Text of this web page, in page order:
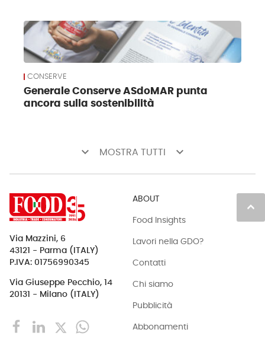
CONSERVE
Generale Conserve ASdoMAR punta
ancora sulla sostenibilità
keyboard_arrow_down MOSTRA TUTTI keyboard_arrow_down
keyboard_arrow_up
Via Mazzini, 6
43121 - Parma (ITALY)
P.IVA: 01756990345
Via Giuseppe Pecchio, 14
20131 - Milano (ITALY)
ABOUT
Food Insights
Lavori nella GDO?
Contatti
Chi siamo
Pubblicità
Abbonamenti